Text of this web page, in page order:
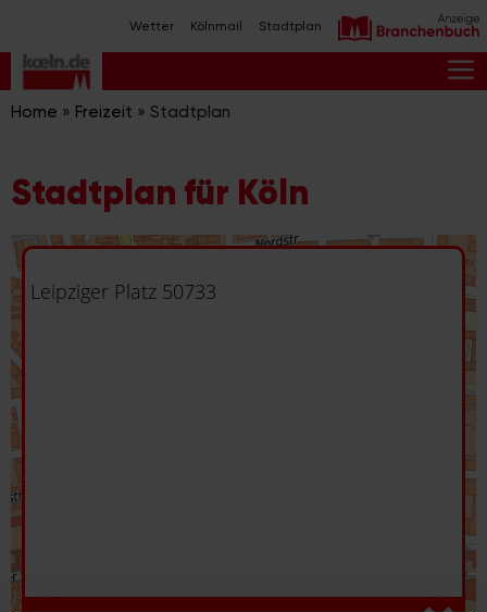
Inhalt
springen
Wetter Kölnmail Stadtplan
Home » Freizeit » Stadtplan
Stadtplan für Köln